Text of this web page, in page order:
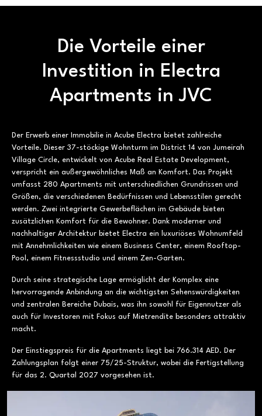
Die Vorteile einer
Investition in Electra
Apartments in JVC
Der Erwerb einer Immobilie in Acube Electra bietet zahlreiche
Vorteile. Dieser 37-stöckige Wohnturm im District 14 von Jumeirah
Village Circle, entwickelt von Acube Real Estate Development,
verspricht ein außergewöhnliches Maß an Komfort. Das Projekt
umfasst 280 Apartments mit unterschiedlichen Grundrissen und
Größen, die verschiedenen Bedürfnissen und Lebensstilen gerecht
werden. Zwei integrierte Gewerbeflächen im Gebäude bieten
zusätzlichen Komfort für die Bewohner. Dank moderner und
nachhaltiger Architektur bietet Electra ein luxuriöses Wohnumfeld
mit Annehmlichkeiten wie einem Business Center, einem Rooftop-
Pool, einem Fitnessstudio und einem Zen-Garten.
Durch seine strategische Lage ermöglicht der Komplex eine
hervorragende Anbindung an die wichtigsten Sehenswürdigkeiten
und zentralen Bereiche Dubais, was ihn sowohl für Eigennutzer als
auch für Investoren mit Fokus auf Mietrendite besonders attraktiv
macht.
Der Einstiegspreis für die Apartments liegt bei 766.314 AED. Der
Zahlungsplan folgt einer 75/25-Struktur, wobei die Fertigstellung
für das 2. Quartal 2027 vorgesehen ist.